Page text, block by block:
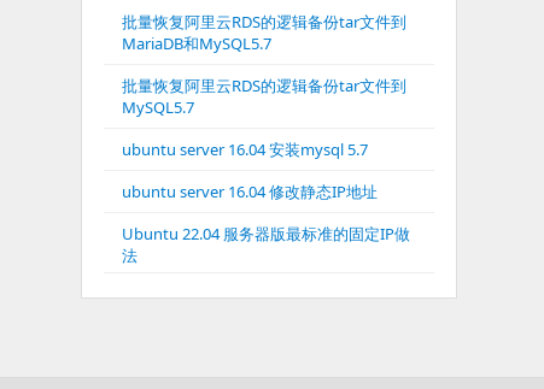
批量恢复阿里云RDS的逻辑备份tar文件到
MariaDB和MySQL5.7
批量恢复阿里云RDS的逻辑备份tar文件到
MySQL5.7
ubuntu server 16.04 安装mysql 5.7
ubuntu server 16.04 修改静态IP地址
Ubuntu 22.04 服务器版最标准的固定IP做
法